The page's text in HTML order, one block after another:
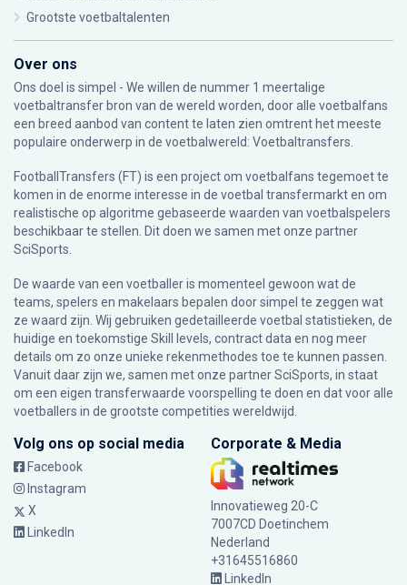
Grootste voetbaltalenten
Over ons
Ons doel is simpel - We willen de nummer 1 meertalige
voetbaltransfer bron van de wereld worden, door alle voetbalfans
een breed aanbod van content te laten zien omtrent het meeste
populaire onderwerp in de voetbalwereld: Voetbaltransfers.
FootballTransfers (FT) is een project om voetbalfans tegemoet te
komen in de enorme interesse in de voetbal transfermarkt en om
realistische op algoritme gebaseerde waarden van voetbalspelers
beschikbaar te stellen. Dit doen we samen met onze partner
SciSports
De waarde van een voetballer is momenteel gewoon wat de
teams, spelers en makelaars bepalen door simpel te zeggen wat
ze waard zijn. Wij gebruiken gedetailleerde voetbal statistieken, de
huidige en toekomstige Skill levels, contract data en nog meer
details om zo onze unieke rekenmethodes toe te kunnen passen.
Vanuit daar zijn we, samen met onze partner SciSports, in staat
om een eigen transferwaarde voorspelling te doen en dat voor alle
voetballers in de grootste competities wereldwijd.
Volg ons op social media
Facebook
Instagram
X
LinkedIn
Corporate & Media
Innovatieweg 20-C
7007CD Doetinchem
Nederland
+31645516860
LinkedIn